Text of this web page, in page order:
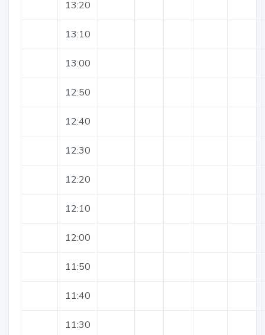
13:20
13:10
13:00
12:50
12:40
12:30
12:20
12:10
12:00
11:50
11:40
11:30